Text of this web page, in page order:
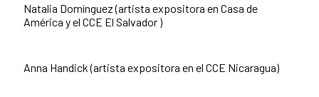
Natalia Domínguez (artista expositora en Casa de
América y el CCE El Salvador )
Anna Handick (artista expositora en el CCE Nicaragua)